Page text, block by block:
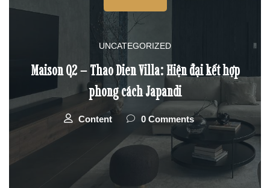
UNCATEGORIZED
Maison Q2 – Thao Dien Villa: Hiện đại kết hợp
phong cách Japandi
Content 0 Comments